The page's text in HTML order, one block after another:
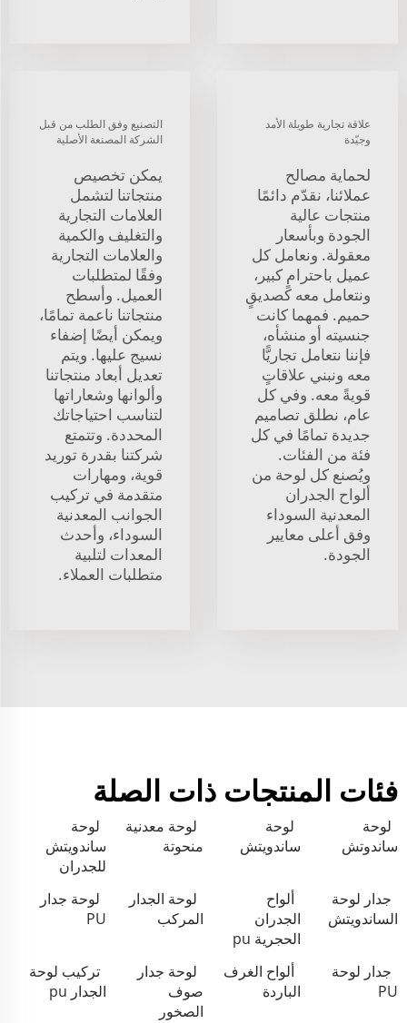
علاقة تجارية طويلة الأمد
وجيّدة
لحماية مصالح
عملائنا، نقدّم دائمًا
منتجات عالية
الجودة وبأسعار
معقولة. ونعامل كل
عميل باحترامٍ كبير،
ونتعامل معه كصديقٍ
حميم. فمهما كانت
جنسيته أو منشأه،
فإننا نتعامل تجاريًّا
معه ونبني علاقاتٍ
قويةً معه. وفي كل
عام، نطلق تصاميم
جديدة تمامًا في كل
فئة من الفئات.
ويُصنع كل لوحة من
ألواح الجدران
المعدنية السوداء
وفق أعلى معايير
الجودة.
التصنيع وفق الطلب من قبل
الشركة المصنعة الأصلية
يمكن تخصيص
منتجاتنا لتشمل
العلامات التجارية
والتغليف والكمية
والعلامات التجارية
وفقًا لمتطلبات
العميل. وأسطح
منتجاتنا ناعمة تمامًا،
ويمكن أيضًا إضفاء
نسيج عليها. ويتم
تعديل أبعاد منتجاتنا
وألوانها وشعاراتها
لتناسب احتياجاتك
المحددة. وتتمتع
شركتنا بقدرة توريد
قوية، ومهارات
متقدمة في تركيب
الجوانب المعدنية
السوداء، وأحدث
المعدات لتلبية
متطلبات العملاء.
فئات المنتجات ذات الصلة
لوحة
ساندوتش
لوحة
ساندويتش
لوحة معدنية
منحوتة
لوحة
ساندويتش
للجدران
جدار لوحة
الساندويتش
ألواح
الجدران
الحجرية pu
لوحة الجدار
المركب
لوحة جدار
PU
جدار لوحة
PU
ألواح الغرف
الباردة
لوحة جدار
صوف
الصخور
تركيب لوحة
الجدار pu